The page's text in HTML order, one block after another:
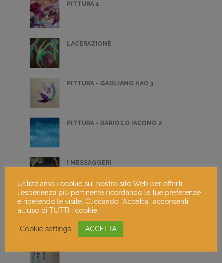
PITTURA 1
LACERAZIONE
PITTURA - GAOLIANG HAO 3
PITTURA - DARIO LO IACONO 2
I MESSAGGERI
BRIO
Utilizziamo i cookie sul nostro sito Web per offrirti
l'esperienza più pertinente ricordando le tue preferenze
e ripetendo le visite. Cliccando “Accetta” acconsenti
all'uso di TUTTI i cookie.
Cookie settings ACCETTA